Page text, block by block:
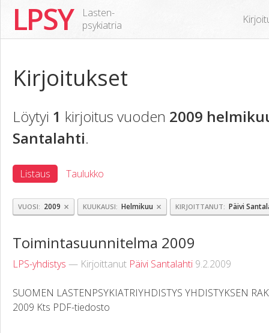
LPSY
Lasten-
psykiatria
Kirjoitukset
Löytyi 1 kirjoitus vuoden 2009
Santalahti.
Listaus Taulukko
VUOSI 2009 × KUUKAUSI Helmikuu × KIRJOITTANUT Päivi
Toimintasuunnitelma 2009
LPS-yhdistys — Kirjoittanut Päivi Santalahti 9.2.2009
SUOMEN LASTENPSYKIATRIYHDISTYS YHDISTYKSEN
2009 Kts PDF-tiedosto